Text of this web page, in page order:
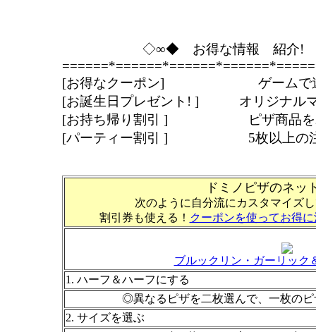
◇∞◆ お得な情報 紹介!
[お得なクーポン] ゲームで遊ん
[お誕生日プレゼント! ] オリジナルマ
[お持ち帰り割引 ] ピザ商品を
[パーティー割引 ] 5枚以上の注
ドミノピザのネッ
次のように自分流にカスタマイズ
割引券も使える！ クーポンを使ってお得
ブルックリン・ガーリック
1. ハーフ＆ハーフにする
◎異なるピザを二枚選んで、一枚のピザ
2. サイズを選ぶ